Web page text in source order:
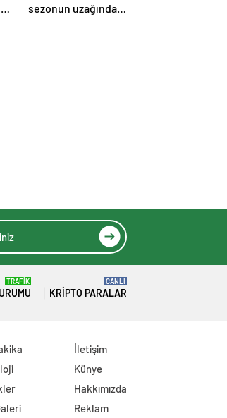
sezonun uzağında
TRAFİK
KRIPTO PARALAR
CANLI
İletişim
Künye
Hakkımızda
Reklam